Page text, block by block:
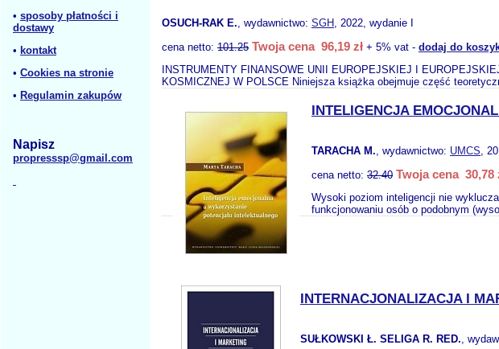
• sposoby płatności i
dostawy
• kontakt
• Cookies na stronie
• Regulamin zakupów
Napisz
propresssp@gmail.com
OSUCH-RAK E., wydawnictwo: SGH, 2022, wydanie I
cena netto: 101.25 Twoja cena 96,19 zł + 5% vat - dodaj do
INSTRUMENTY FINANSOWE UNII EUROPEJSKIEJ I
KOSMICZNEJ W POLSCE Niniejsza książka obejmuje część
INTELIGENCJA
TARACHA M., wydawnictwo: UMCS,
cena netto: 32.40 Twoja cena 30,78
Wysoki poziom inteligencji nie
funkcjonowaniu osób o podobnym
INTERNACJONALIZACJA I
SUŁKOWSKI Ł. SELIGA R. RED.,